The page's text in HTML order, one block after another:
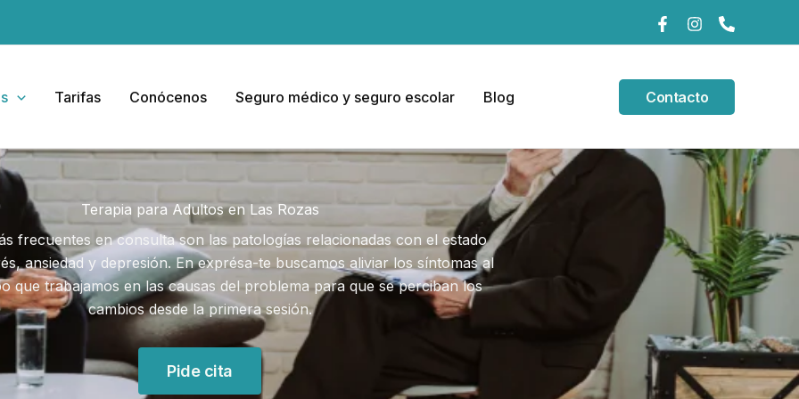
Tarifas Conócenos Seguro médico y seguro escolar Blog Contacto
Terapia para Adultos en Las Rozas
frecuentes en consulta son las patologías relacionadas con el estado
ansiedad y depresión. En exprésa-te buscamos aliviar los síntomas al
que trabajamos en las causas del problema para que se perciban los
cambios desde la primera sesión.
Pide cita